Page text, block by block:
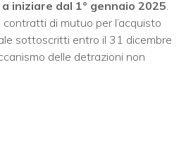
iniziare dal 1° gennaio 2025
di mutuo per l’acquisto
sottoscritti entro il 31 dicembre
delle detrazioni non